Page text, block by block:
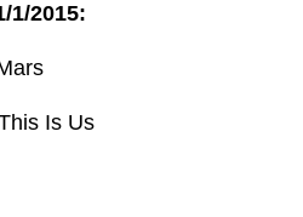
1/2015:
Is Us